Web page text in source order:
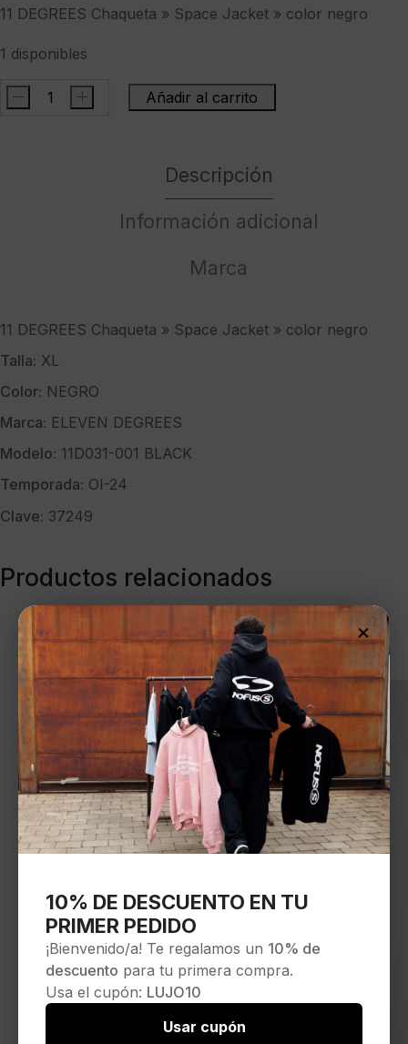
11 DEGREES Chaqueta » Space Jacket » color negro
1 disponibles
11
- + Añadir al carrito
Descripción
Información adicional
Marca
11 DEGREES Chaqueta » Space Jacket » color negro
Talla: XL
Color: NEGRO
Marca: ELEVEN DEGREES
Modelo: 11D031-001 BLACK
Temporada: OI-24
Clave: 37249
Productos relacionados
×
10% DE DESCUENTO EN TU
PRIMER PEDIDO
¡Bienvenido/a! Te regalamos un 10% de
descuento para tu primera compra.
Usa el cupón: LUJO10
Usar cupón